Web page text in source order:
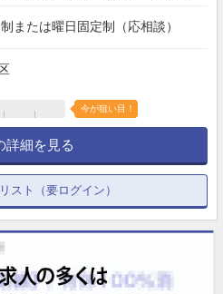
シフト制/実働8時間/休憩60分）
または曜日固定制（応相談）
今が狙い目！
詳細を見る
スト（要ログイン）